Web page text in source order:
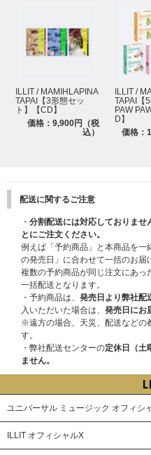
ILLIT / MAMIHLAPINA
TAPAI【3形態セッ
ト】【CD】
価格：9,900円（税
込）
ILLIT /
TAPAI【
PAW
D】
価格：
配送に関するご注意
・ 分割配送には対応しておりませ
とにご注文ください。
例えば「予約商品」と本商品を一
の発売日」に合わせて一括のお届
複数の予約商品が同じ注文にあ
一括配送となります。
・予約商品は、 発売日より弊社配
入いただいた場合は、 発売日にお
※遠方の場合、天災、配送などの
す。
・弊社配送センターの定休日（土
ません。
ユニバーサル ミュージック オフィシ
ILLIT オフィシャルX